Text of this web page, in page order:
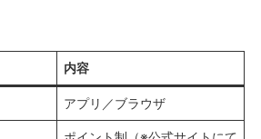
内容
アプリ／ブラウザ